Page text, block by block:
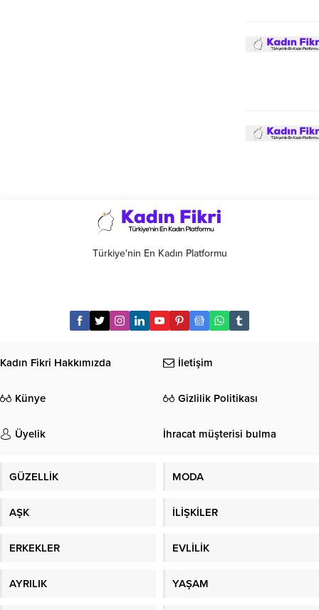
Türkiye'nin En Kadın Platformu
Kadın Fikri Hakkımızda İletişim
Künye Gizlilik Politikası
Üyelik İhracat müşterisi bulma
GÜZELLİK MODA
AŞK İLİŞKİLER
ERKEKLER EVLİLİK
AYRILIK YAŞAM